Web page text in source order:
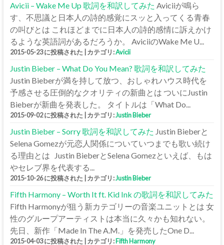
Avicii – Wake Me Up 歌詞を和訳してみた Aviciiが鳴ら
す、不思議と日本人の詩的感覚にスッと入ってくる青春
の叫びとは これほどまでに日本人の詩的感情に訴えかけ
るような英語詞があるだろうか。 AviciiのWake Me U...
2015-05-23 に投稿された カテゴリ:Avicii
Justin Bieber – What Do You Mean? 歌詞を和訳してみた
Justin Bieberが満を持して放つ、おしゃれハウス時代を
予感させる圧倒的なクオリティの新曲とは ついにJustin
Bieberが新曲を発表した。 タイトルは「What Do...
2015-09-02 に投稿された カテゴリ:Justin Bieber
Justin Bieber – Sorry 歌詞を和訳してみた Justin Bieberと
Selena Gomezが元恋人関係についていつまでも歌い続け
る理由とは Justin BieberとSelena Gomezといえば、もは
やセレブ界を代表する...
2015-10-26 に投稿された カテゴリ:Justin Bieber
Fifth Harmony – Worth It ft. Kid Ink の歌詞を和訳してみた
Fifth Harmonyが狙う新カテゴリーの音楽ユニットとは 女
性のグループアーティストは本当に久々かも知れない。
先日、新作「Made In The A.M.」を発売したOne D...
2015-04-03 に投稿された カテゴリ:Fifth Harmony